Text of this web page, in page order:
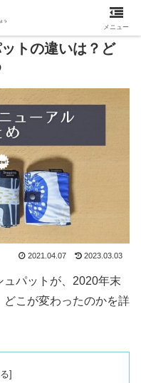
トの違いは？ど
2021.04.07 2023.03.03
パットが、2020年末
こが変わったのかを詳
メニュー